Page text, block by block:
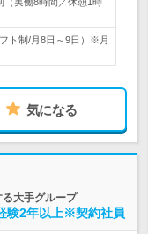
ト制/月8日～9日）※月
気になる
大手グループ
験2年以上※契約社員